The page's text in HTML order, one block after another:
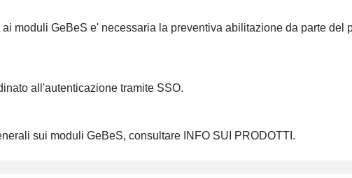
ai moduli GeBeS e' necessaria la preventiva abilitazione da parte del
all'autenticazione tramite SSO.
sui moduli GeBeS, consultare INFO SUI PRODOTTI.